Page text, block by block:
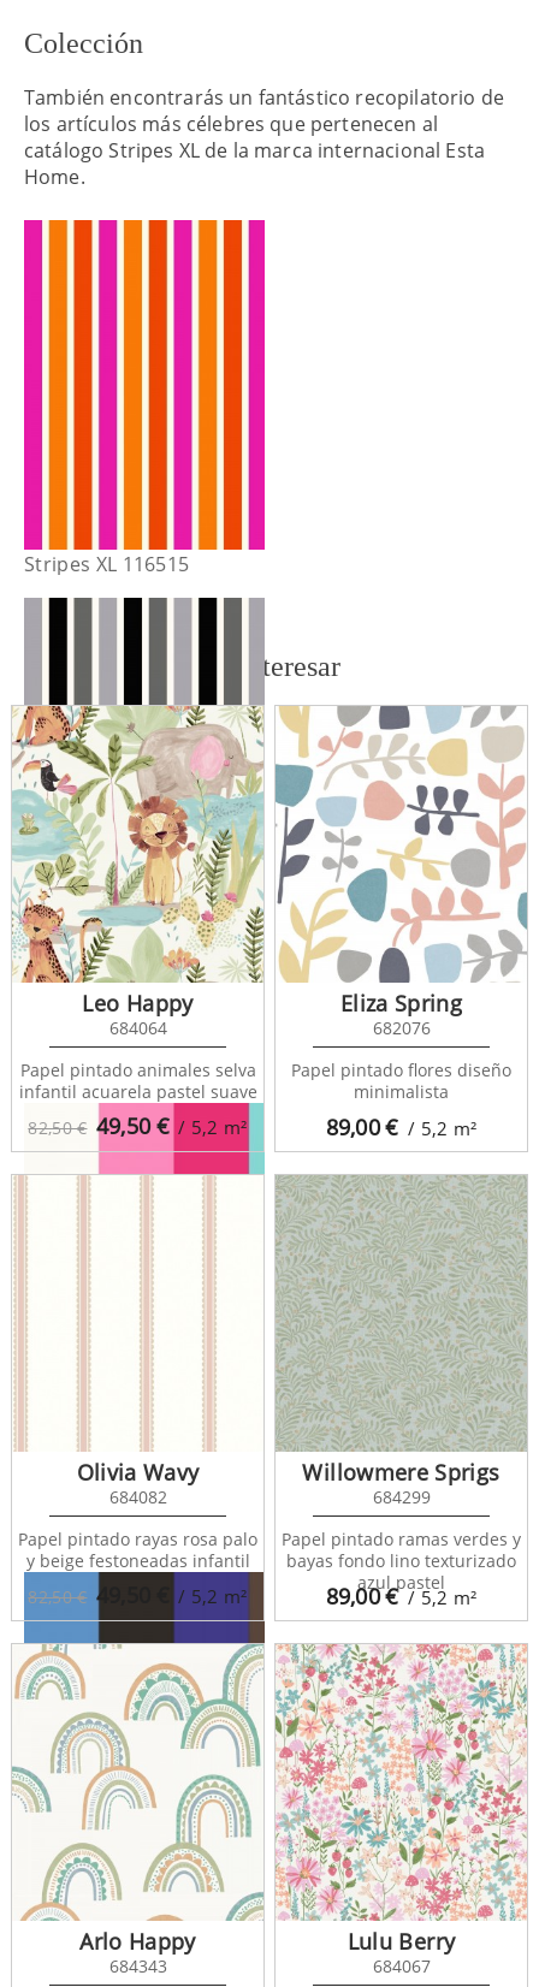
Colección
También encontrarás un fantástico recopilatorio de
los artículos más célebres que pertenecen al
catálogo Stripes XL de la marca internacional Esta
Home.
Stripes XL 116515
Stripes XL 116519
Stripes XL 116520
Stripes XL 116527
También te puede interesar
82,50 € 49,50€ / 5,2 m²
Leo Happy
684064
Papel pintado animales selva
infantil acuarela pastel suave
89,00€ / 5,2 m²
Eliza Spring
682076
Papel pintado flores diseño
minimalista
82,50 € 49,50 / 5,2 m²
Olivia Wavy
684082
Papel pintado rayas rosa palo
y beige festoneadas infantil
89,00€ / 5,2 m²
Willowmere Sprigs
684299
Papel pintado ramas verdes y
bayas fondo lino texturizado
azul pastel
Arlo Happy
684343
Lulu Berry
684067